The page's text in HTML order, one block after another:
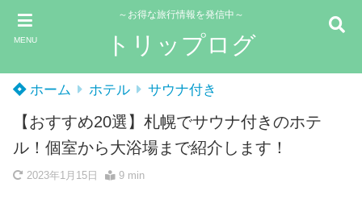
MENU
～お得な旅行情報を発信中～
トリップログ
ホーム ホテル サウナ付き
【おすすめ20選】札幌でサウナ付きのホテ
ル！個室から大浴場まで紹介します！
2023年1月15日 9 min